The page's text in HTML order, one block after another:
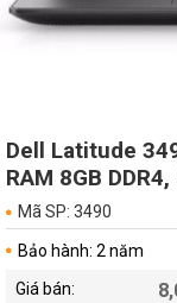
Dell Latitude
RAM 8GB
Mã SP: 3490
Bảo hành: 2 năm
Giá bán: